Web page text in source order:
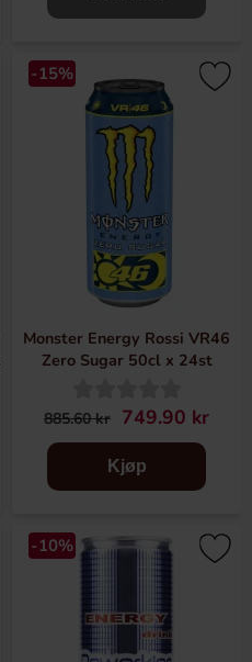
-15%
Monster Energy Rossi VR46
Zero Sugar 50cl x 24st
885.60 kr 749.90 kr
Kjøp
-10%